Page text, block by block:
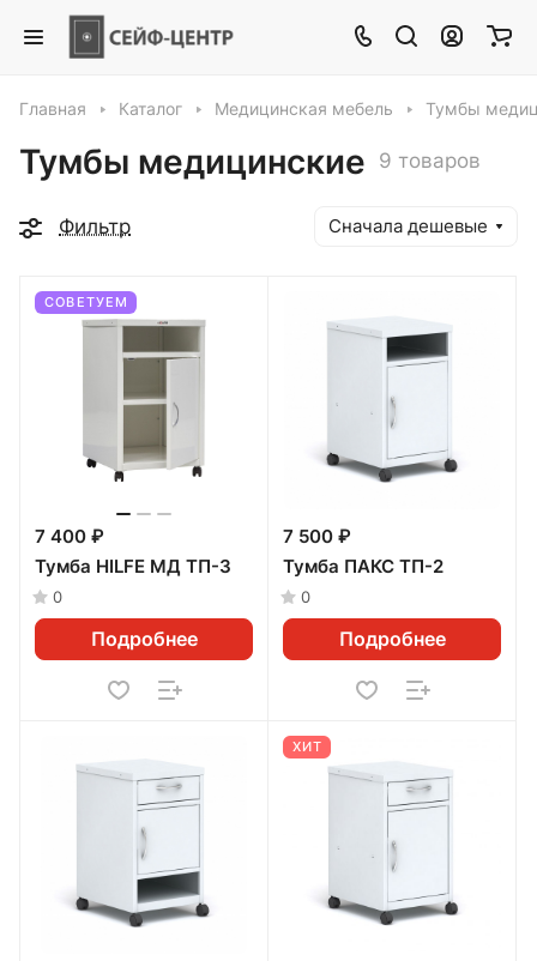
Главная Каталог Медицинская мебель Тумбы
Тумбы медицинские 9 товаров
Фильтр Сначала дешевые
СОВЕТУЕМ
7 400 ₽
Тумба HILFE МД ТП-3
0
Подробнее
7 500 ₽
Тумба ПАКС ТП-2
0
Подробнее
ХИТ